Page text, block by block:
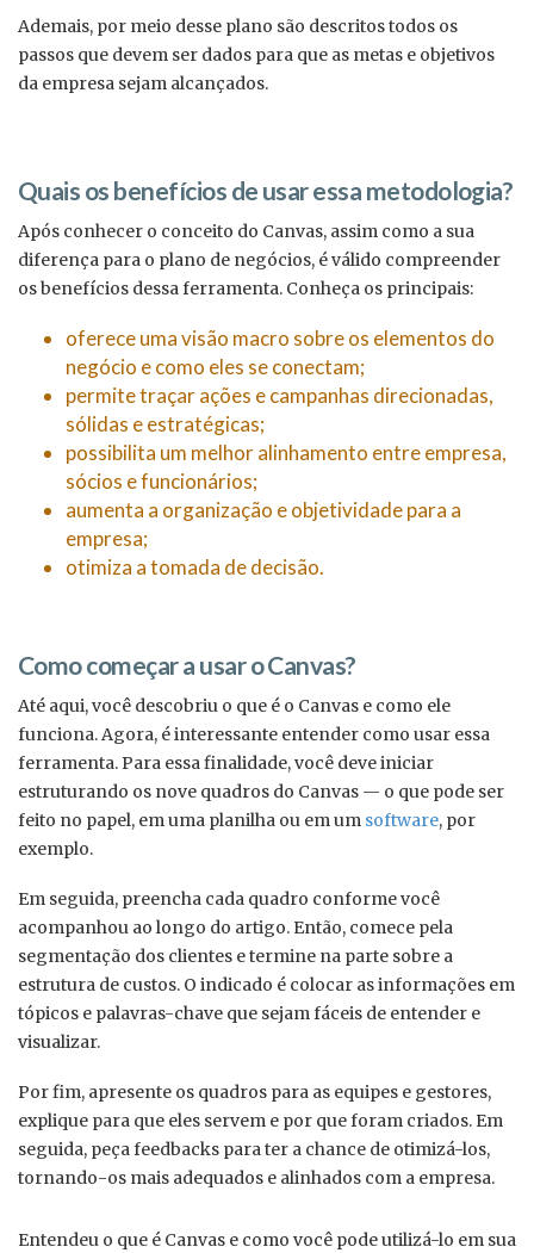
Ademais, por meio desse plano são descritos todos os
passos que devem ser dados para que as metas e objetivos
da empresa sejam alcançados.
Quais os benefícios de usar essa metodologia?
Após conhecer o conceito do Canvas, assim como a sua
diferença para o plano de negócios, é válido compreender
os benefícios dessa ferramenta. Conheça os principais:
oferece uma visão macro sobre os elementos do
negócio e como eles se conectam;
permite traçar ações e campanhas direcionadas,
sólidas e estratégicas;
possibilita um melhor alinhamento entre empresa,
sócios e funcionários;
aumenta a organização e objetividade para a
empresa;
otimiza a tomada de decisão.
Como começar a usar o Canvas?
Até aqui, você descobriu o que é o Canvas e como ele
funciona. Agora, é interessante entender como usar essa
ferramenta. Para essa finalidade, você deve iniciar
estruturando os nove quadros do Canvas — o que pode ser
feito no papel, em uma planilha ou em um software, por
exemplo.
Em seguida, preencha cada quadro conforme você
acompanhou ao longo do artigo. Então, comece pela
segmentação dos clientes e termine na parte sobre a
estrutura de custos. O indicado é colocar as informações em
tópicos e palavras-chave que sejam fáceis de entender e
visualizar.
Por fim, apresente os quadros para as equipes e gestores,
explique para que eles servem e por que foram criados. Em
seguida, peça feedbacks para ter a chance de otimizá-los,
tornando-os mais adequados e alinhados com a empresa.
Entendeu o que é Canvas e como você pode utilizá-lo em sua